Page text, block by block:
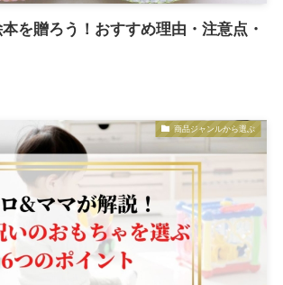
を贈ろう！おすすめ理由・注意点・
商品ジャンルから選ぶ